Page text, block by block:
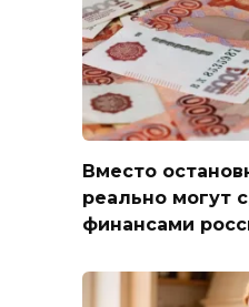
Вместо
реально могут
финансами